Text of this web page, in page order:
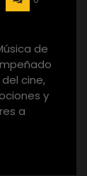
de
cine,
y
a